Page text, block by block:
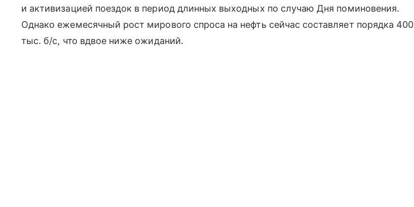
и активизацией поездок в период длинных выходных по случаю Дня поминовения.
Однако ежемесячный рост мирового спроса на нефть сейчас составляет порядка 400
тыс. б/с, что вдвое ниже ожиданий.